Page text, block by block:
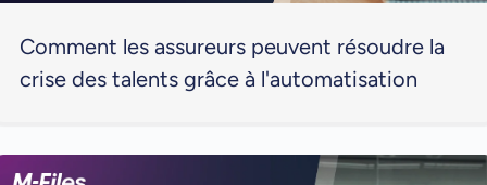
Comment les assureurs peuvent résoudre la
crise des talents grâce à l'automatisation